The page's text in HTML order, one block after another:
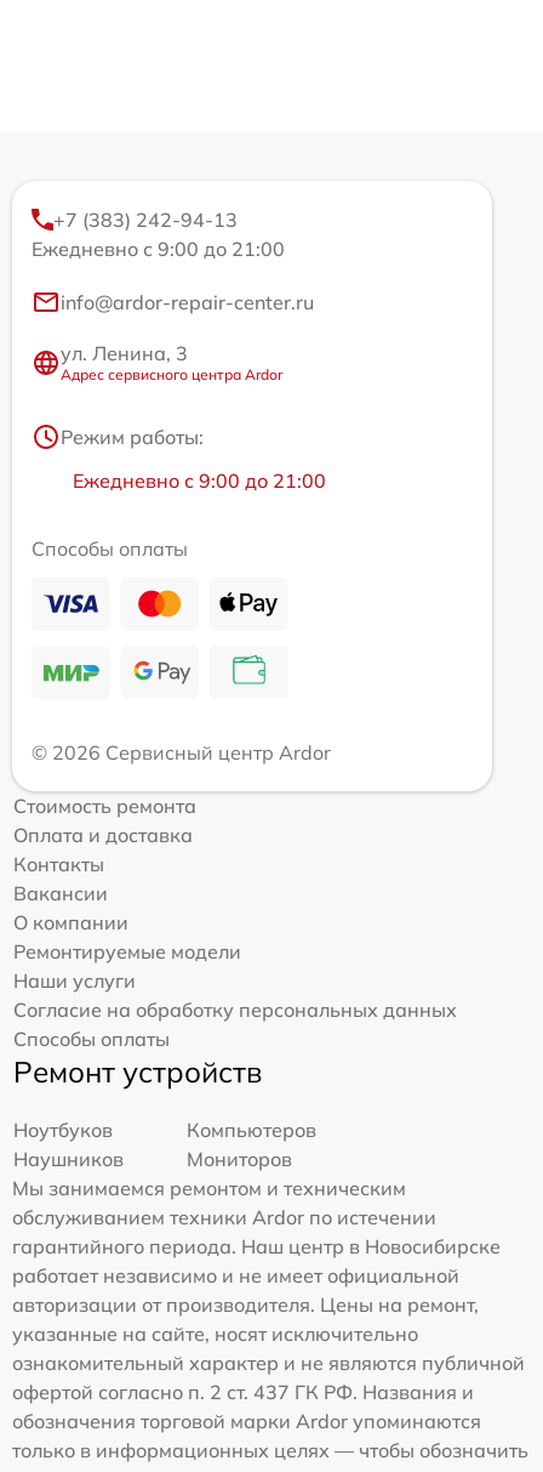
+7 (383) 242-94-13
Ежедневно с 9:00 до 21:00
info@ardor-repair-center.ru
ул. Ленина, 3
Адрес сервисного центра Ardor
Режим работы:
Ежедневно с 9:00 до 21:00
Способы оплаты
© 2026 Сервисный центр Ardor
Стоимость ремонта
Оплата и доставка
Контакты
Вакансии
О компании
Ремонтируемые модели
Наши услуги
Согласие на обработку персональных данных
Способы оплаты
Ремонт устройств
Ноутбуков
Компьютеров
Наушников
Мониторов
Мы занимаемся ремонтом и техническим
обслуживанием техники Ardor по истечении
гарантийного периода. Наш центр в Новосибирске
работает независимо и не имеет официальной
авторизации от производителя. Цены на ремонт,
указанные на сайте, носят исключительно
ознакомительный характер и не являются публичной
офертой согласно п. 2 ст. 437 ГК РФ. Названия и
обозначения торговой марки Ardor упоминаются
только в информационных целях — чтобы обозначить